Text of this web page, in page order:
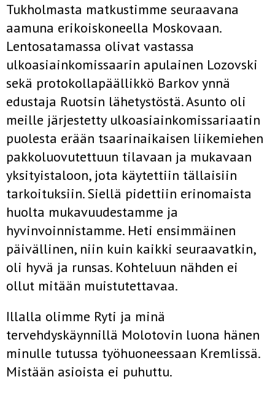
Tukholmasta matkustimme seuraavana
aamuna erikoiskoneella Moskovaan.
Lentosatamassa olivat vastassa
ulkoasiainkomissaarin apulainen Lozovski
sekä protokollapäällikkö Barkov ynnä
edustaja Ruotsin lähetystöstä. Asunto oli
meille järjestetty ulkoasiain­komissariaatin
puolesta erään tsaarinaikaisen liikemiehen
pakkoluovu­tettuun tilavaan ja mukavaan
yksityistaloon, jota käytettiin tällaisiin
tarkoituksiin. Siellä pidettiin erinomaista
huolta mukavuudestamme ja
hyvinvoinnistamme. Heti ensimmäinen
päivällinen, niin kuin kaikki seuraavatkin,
oli hyvä ja runsas. Kohteluun nähden ei
ollut mitään muistutettavaa.
Illalla olimme Ryti ja minä
tervehdyskäynnillä Molotovin luona hänen
minulle tutussa työhuoneessaan Kremlissä.
Mistään asioista ei puhuttu.